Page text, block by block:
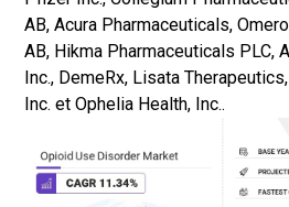
AB, Acura Pharmaceuticals,
AB, Hikma Pharmaceuticals PLC,
Inc., DemeRx, Lisata
Inc. et Ophelia Health, Inc..